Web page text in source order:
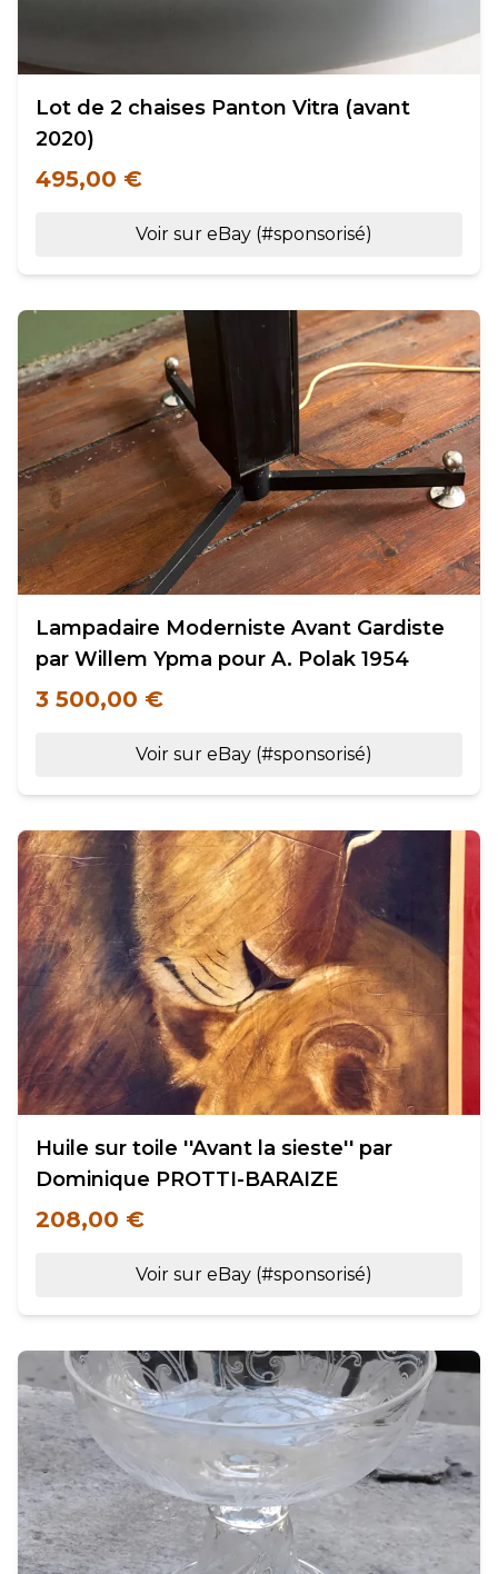
Lot de 2 chaises Panton Vitra (avant
2020)
495,00 €
Voir sur eBay (#sponsorisé)
Lampadaire Moderniste Avant Gardiste
par Willem Ypma pour A. Polak 1954
3 500,00 €
Voir sur eBay (#sponsorisé)
Huile sur toile ''Avant la sieste'' par
Dominique PROTTI-BARAIZE
208,00 €
Voir sur eBay (#sponsorisé)